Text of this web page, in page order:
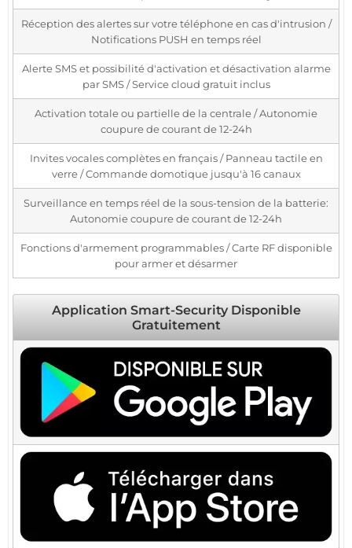
Réception des alertes sur votre téléphone en cas d'intrusion /
Notifications PUSH en temps réel
Alerte SMS et possibilité d'activation et désactivation alarme
par SMS / Service cloud gratuit inclus
Activation totale ou partielle de la centrale / Autonomie
coupure de courant de 12-24h
Invites vocales complètes en français / Panneau tactile en
verre / Commande domotique jusqu'à 16 canaux
Surveillance en temps réel de la sous-tension de la batterie:
Autonomie coupure de courant de 12-24h
Fonctions d'armement programmables / Carte RF disponible
pour armer et désarmer
Application Smart-Security Disponible
Gratuitement